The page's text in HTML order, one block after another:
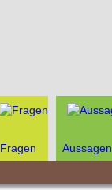
Fragen Aussagen